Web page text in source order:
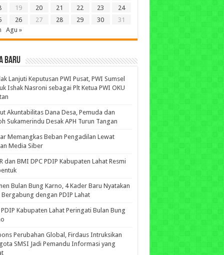
19 20 21 22 23
24
26 27 28 29 30
31
Agu »
BARU
Lanjuti Keputusan PWI Pusat, PWI Sumsel
Ishak Nasroni sebagai Plt Ketua PWI OKU
Akuntabilitas Dana Desa, Pemuda dan
Sukamerindu Desak APH Turun Tangan
Memangkas Beban Pengadilan Lewat
Media Siber
dan BMI DPC PDIP Kabupaten Lahat Resmi
Bulan Bung Karno, 4 Kader Baru Nyatakan
Bergabung dengan PDIP Lahat
PDIP Kabupaten Lahat Peringati Bulan Bung
Perubahan Global, Firdaus Intruksikan
SMSI Jadi Pemandu Informasi yang